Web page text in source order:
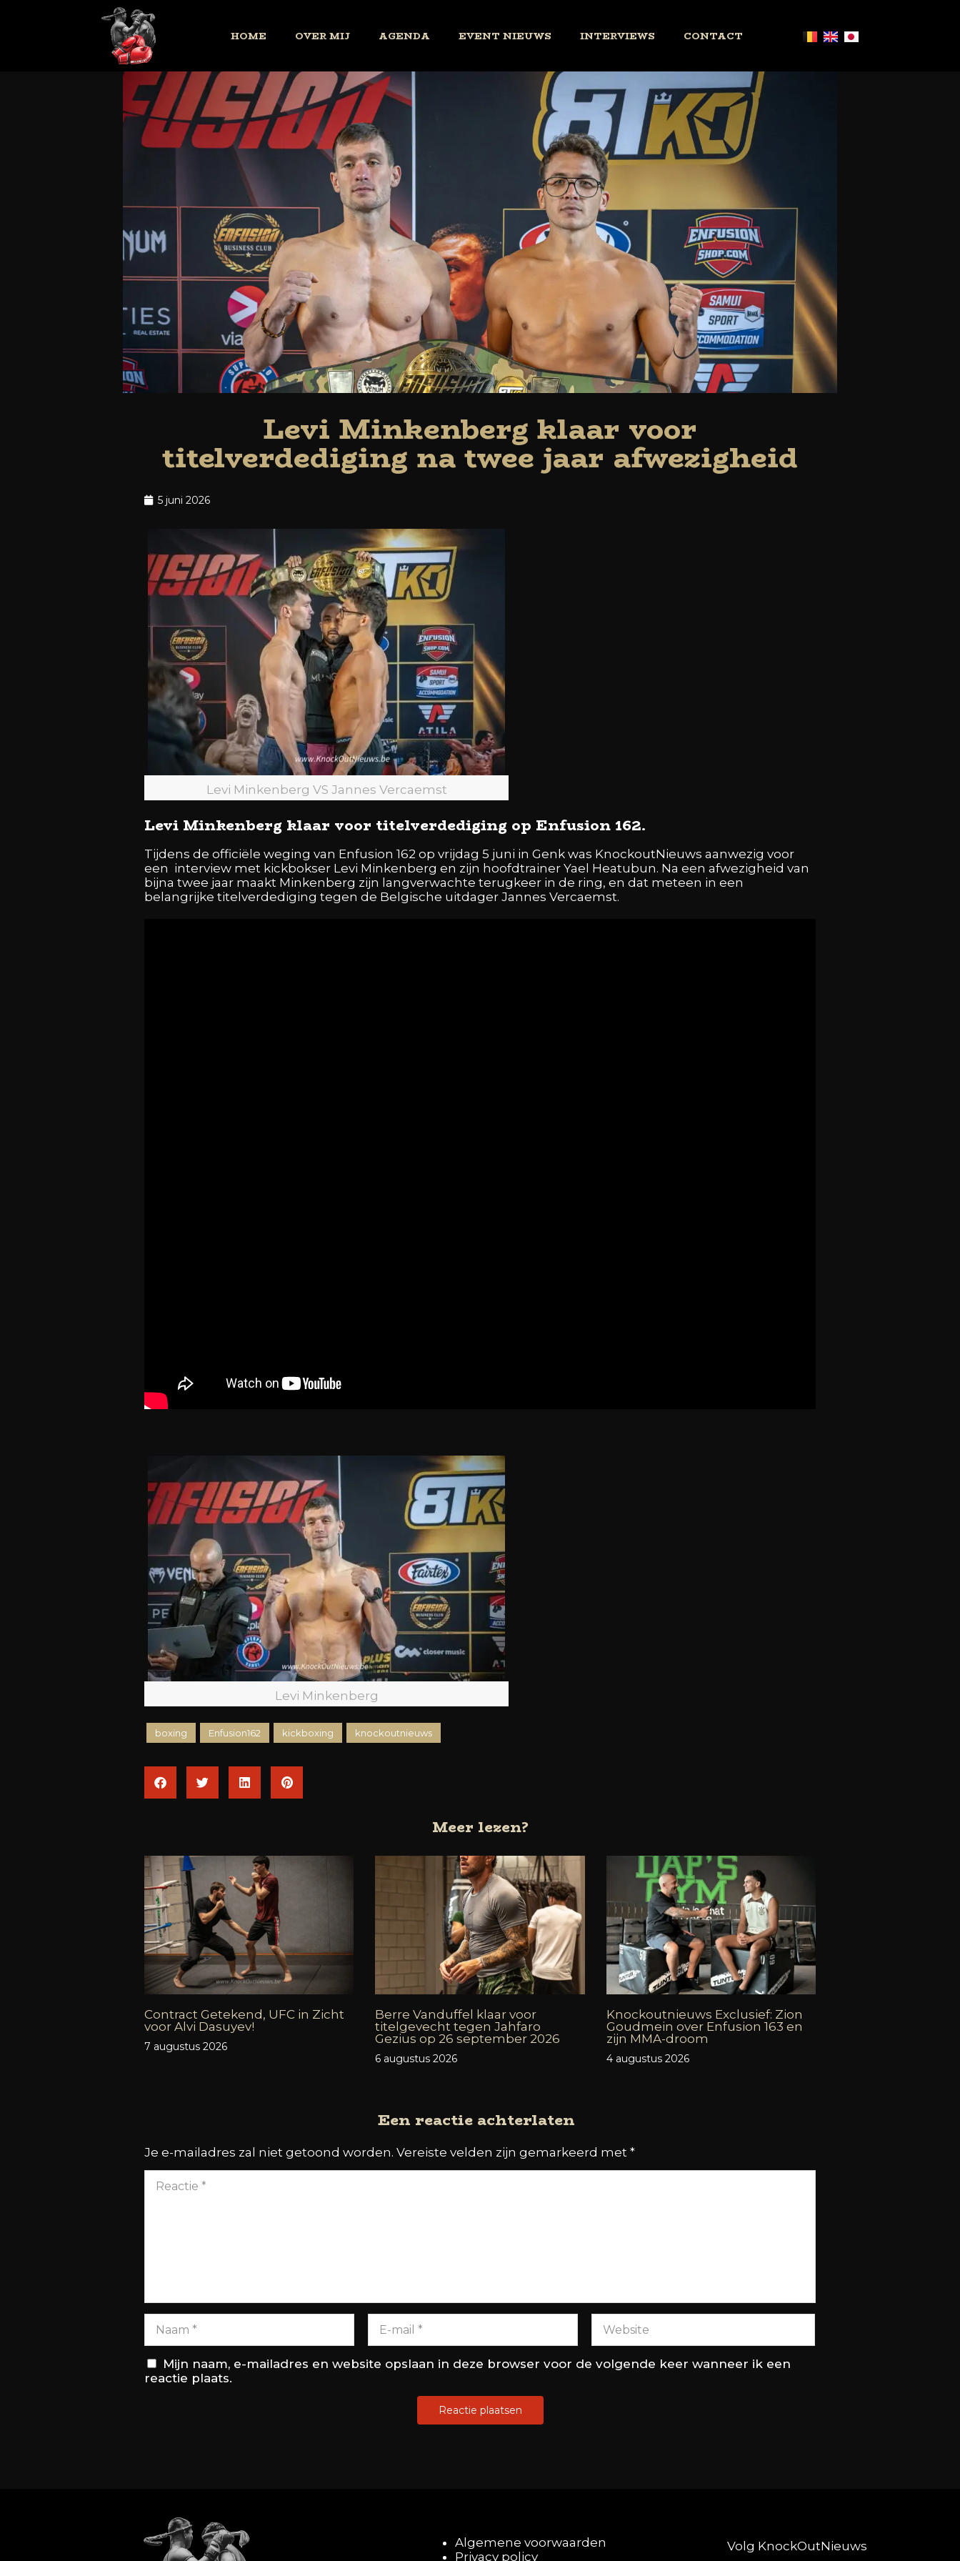
HOME OVER MIJ AGENDA EVENT NIEUWS INTERVIEWS CONTACT
Levi Minkenberg klaar voor
titelverdediging na twee jaar afwezigheid
5 juni 2026
Levi Minkenberg VS Jannes Vercaemst
Levi Minkenberg klaar voor titelverdediging op Enfusion 162.
Tijdens de officiële weging van Enfusion 162 op vrijdag 5 juni in Genk was KnockoutNieuws aanwezig voor
een interview met kickbokser Levi Minkenberg en zijn hoofdtrainer Yael Heatubun. Na een afwezigheid van
bijna twee jaar maakt Minkenberg zijn langverwachte terugkeer in de ring, en dat meteen in een
belangrijke titelverdediging tegen de Belgische uitdager Jannes Vercaemst.
Levi Minkenberg
boxing Enfusion162 kickboxing knockoutnieuws
Meer lezen?
Contract Getekend, UFC in Zicht
voor Alvi Dasuyev!
7 augustus 2026
Berre Vanduffel klaar voor
titelgevecht tegen Jahfaro
Gezius op 26 september 2026
6 augustus 2026
Knockoutnieuws Exclusief: Zion
Goudmein over Enfusion 163 en
zijn MMA-droom
4 augustus 2026
Een reactie achterlaten
Je e-mailadres zal niet getoond worden. Vereiste velden zijn gemarkeerd met *
Mijn naam, e-mailadres en website opslaan in deze browser voor de volgende keer wanneer ik een
reactie plaats.
Algemene voorwaarden
Privacy policy
Volg KnockOutNieuws